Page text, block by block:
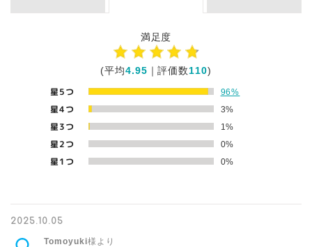
満足度
(平均4.95 ｜評価数110)
星5つ 96%
星4つ 3%
星3つ 1%
星2つ 0%
星1つ 0%
2025.10.05
Tomoyuki様より